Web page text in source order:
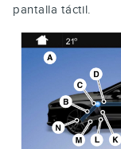
pantalla táctil.